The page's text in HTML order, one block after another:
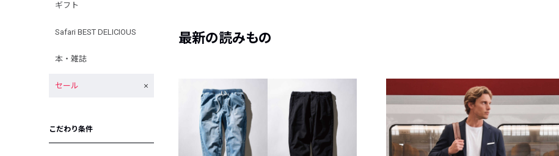
ギフト
Safari BEST DELICIOUS
本・雑誌
セール
こだわり条件
最新の読みもの